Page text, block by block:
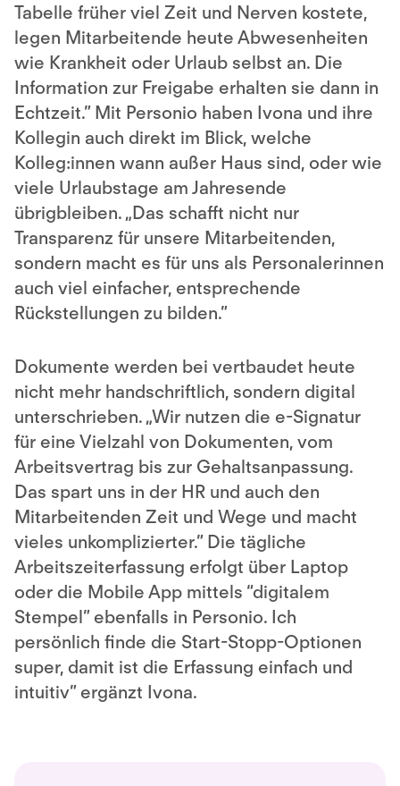
Tabelle früher viel Zeit und Nerven kostete,
legen Mitarbeitende heute Abwesenheiten
wie Krankheit oder Urlaub selbst an. Die
Information zur Freigabe erhalten sie dann in
Echtzeit.” Mit Personio haben Ivona und ihre
Kollegin auch direkt im Blick, welche
Kolleg:innen wann außer Haus sind, oder wie
viele Urlaubstage am Jahresende
übrigbleiben. „Das schafft nicht nur
Transparenz für unsere Mitarbeitenden,
sondern macht es für uns als Personalerinnen
auch viel einfacher, entsprechende
Rückstellungen zu bilden.”
Dokumente werden bei vertbaudet heute
nicht mehr handschriftlich, sondern digital
unterschrieben. „Wir nutzen die e-Signatur
für eine Vielzahl von Dokumenten, vom
Arbeitsvertrag bis zur Gehaltsanpassung.
Das spart uns in der HR und auch den
Mitarbeitenden Zeit und Wege und macht
vieles unkomplizierter.” Die tägliche
Arbeitszeiterfassung erfolgt über Laptop
oder die Mobile App mittels “digitalem
Stempel” ebenfalls in Personio. Ich
persönlich finde die Start-Stopp-Optionen
super, damit ist die Erfassung einfach und
intuitiv” ergänzt Ivona.